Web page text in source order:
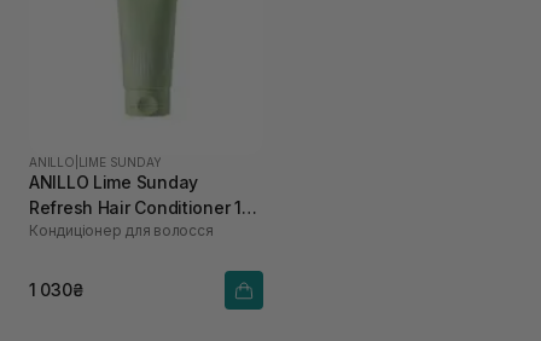
ANILLO LIME SUNDAY
ANILLO Lime Sunday
Refresh Hair Conditioner 150
мл
Кондиціонер для волосся
1 030₴